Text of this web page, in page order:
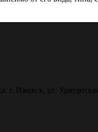
г. Ижевск, ул.